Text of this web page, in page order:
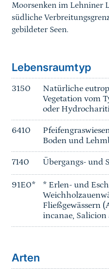
Moorsenken im Lehniner
südliche
gebildeter Seen.
Lebensraumtyp
3150
Natürliche
Vegetation vom
oder
6410
Boden und
7140 Übergangs- und
91E0*
* Erlen- und
Fließgewässern
incanae, Salicion
Arten